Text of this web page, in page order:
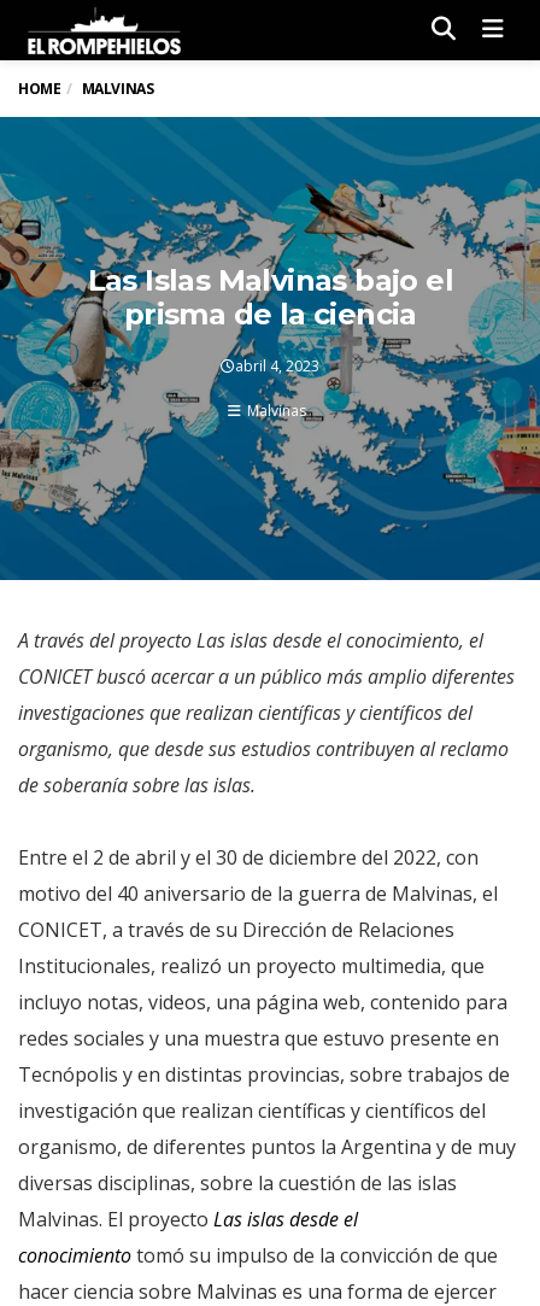
HOME MALVINAS
Las Islas Malvinas bajo el
prisma de la ciencia
abril 4, 2023
Malvinas
A través del proyecto Las islas desde el conocimiento, el
CONICET buscó acercar a un público más amplio diferentes
investigaciones que realizan científicas y científicos del
organismo, que desde sus estudios contribuyen al reclamo
de soberanía sobre las islas.
Entre el 2 de abril y el 30 de diciembre del 2022, con
motivo del 40 aniversario de la guerra de Malvinas, el
CONICET, a través de su Dirección de Relaciones
Institucionales, realizó un proyecto multimedia, que
incluyo notas, videos, una página web, contenido para
redes sociales y una muestra que estuvo presente en
Tecnópolis y en distintas provincias, sobre trabajos de
investigación que realizan científicas y científicos del
organismo, de diferentes puntos la Argentina y de muy
diversas disciplinas, sobre la cuestión de las islas
Malvinas. El proyecto Las islas desde el
conocimientotomó su impulso de la convicción de que
hacer ciencia sobre Malvinas es una forma de ejercer